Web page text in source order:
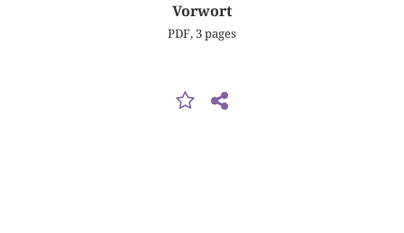
Vorwort
PDF, 3 pages